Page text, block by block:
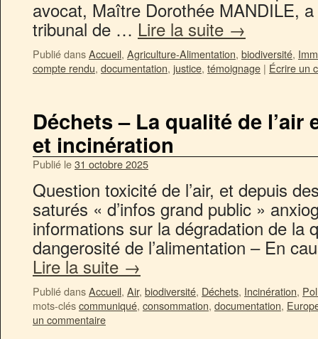
avocat, Maître Dorothée MANDILE,
tribunal de … Lire la suite →
Publié dansAccueil, Agriculture-Alimentation, biodiversité,
compte rendu, documentation, justice, témoignage | Écrire un
Déchets – La qualité de l’air
et incinération
Publié le31 octobre 2025
Question toxicité de l’air, et depuis
saturés « d’infos grand public »
informations sur la dégradation de la
dangerosité de l’alimentation – En
Lire la suite →
Publié dansAccueil, Air, biodiversité, Déchets, Incinération,
mots-cléscommuniqué, consommation, documentation,
un commentaire